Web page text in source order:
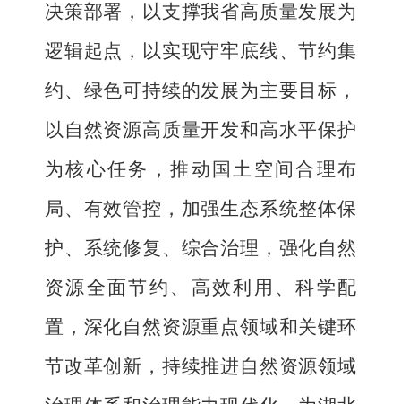
决策部署， 以支撑我省高质量发展为
逻辑起点， 以实现守牢底线、节约集
约、绿色可持续的发展为主要目标，
以自然资源高质量开发和高水平保护
为核心任务，推动国土空间合理布
局、有效管控，加强生态系统整体保
护、系统修复、综合治理，强化自然
资源全面节约、高效利用、科学配
置，深化自然资源重点领域和关键环
节改革创新，持续推进自然资源领域